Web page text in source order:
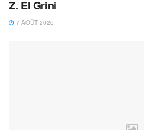
Z. El Grini
7 AOÛT 2026